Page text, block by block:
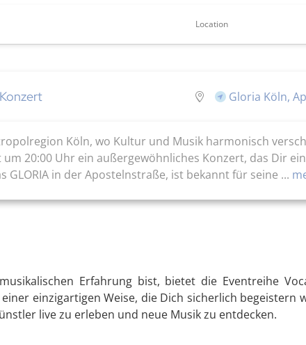
Location
Gloria Köln,
Köln, wo Kultur und Musik harmonisch
20:00 Uhr ein außergewöhnliches Konzert, das Dir
in der Apostelnstraße, ist bekannt für seine ...
Erfahrung bist, bietet die Eventreihe
einzigartigen Weise, die Dich sicherlich begeistern
live zu erleben und neue Musik zu entdecken.